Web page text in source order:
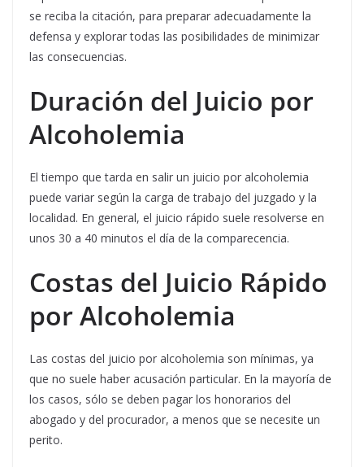
se reciba la citación, para preparar adecuadamente la
defensa y explorar todas las posibilidades de minimizar
las consecuencias.
Duración del Juicio por
Alcoholemia
El tiempo que tarda en salir un juicio por alcoholemia
puede variar según la carga de trabajo del juzgado y la
localidad. En general, el juicio rápido suele resolverse en
unos 30 a 40 minutos el día de la comparecencia.
Costas del Juicio Rápido
por Alcoholemia
Las costas del juicio por alcoholemia son mínimas, ya
que no suele haber acusación particular. En la mayoría de
los casos, sólo se deben pagar los honorarios del
abogado y del procurador, a menos que se necesite un
perito.